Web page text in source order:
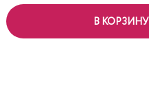
В КОРЗИНУ